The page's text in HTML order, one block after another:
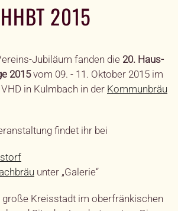
HHBT 2015
Jubiläum fanden die 20. Haus-
2015vom 09. - 11. Oktober 2015 im
in Kulmbach in der Kommunbräu
findet ihr bei
unter „Galerie“
Kreisstadt im oberfränkischen